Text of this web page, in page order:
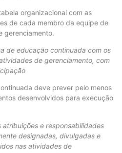
organizacional com as
de cada membro da equipe de
gerenciamento.
de educação continuada com os
de gerenciamento, com
deve prever pelo menos
desenvolvidos para execução
e responsabilidades
designadas, divulgadas e
nas atividades de